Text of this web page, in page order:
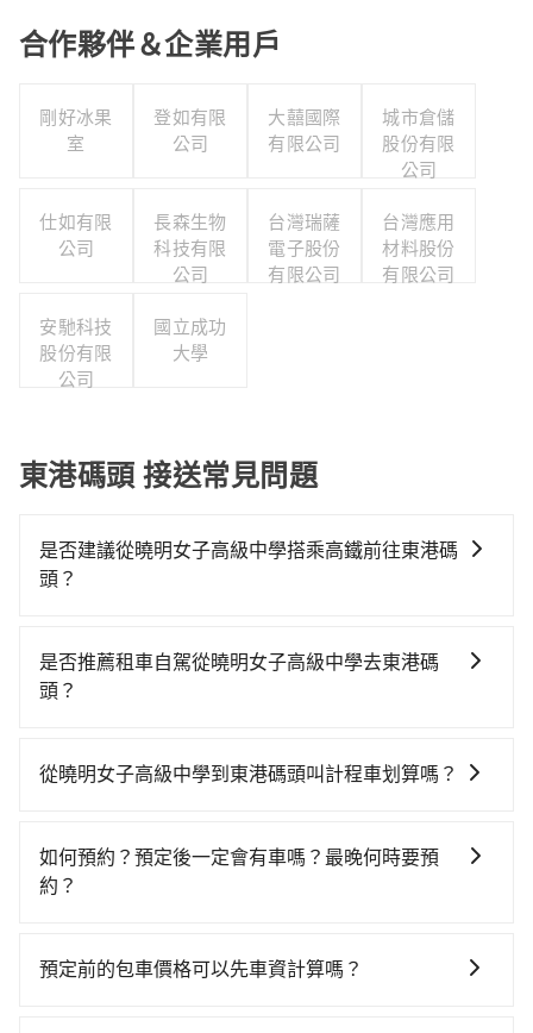
合作夥伴＆企業用戶
剛好冰果
室
登如有限
公司
大囍國際
有限公司
城市倉儲
股份有限
公司
仕如有限
公司
長森生物
科技有限
公司
台灣瑞薩
電子股份
有限公司
台灣應用
材料股份
有限公司
安馳科技
股份有限
公司
國立成功
大學
東港碼頭 接送常見問題
是否建議從曉明女子高級中學搭乘高鐵前往東港碼
頭？
貴、費時！從最早06:25一直到23:07，台中-左營一天最
多有89班次高鐵可搭乘。假設從曉明女子高級中學 (台中
場購票並於月台排隊的時間約20分鐘，再乘坐45~68分
車，搭上小黃後約花59分鐘、車費1,400元後，抵達東港
碼頭 (屏東縣東港鎮) 的目的地。全程加上轉車時間共2小
乘客是外地人便漫天喊價或恣意繞路。但如果全程使用
是否推薦租車自駕從曉明女子高級中學去東港碼
頭？
時不需要閉目養神（因為要自己開車），最重要的是你
$115~205承租小轎車，每公里再額外加收$3.2，從曉明
女子高級中學到東港碼頭的花費預估為
時40元路邊停車費用預估進去，但額外的汽車保險與可
從曉明女子高級中學到東港碼頭叫計程車划算嗎？
灣大車隊、Uber、Line Taxi、Yoxi等，如果在路邊攔不
到車，也可考慮打電話至曉明女子高級中學附近的計程
5,750~6,900元間，但如改預約tripool可省高達
如何預約？預定後一定會有車嗎？最晚何時要預
約？
服務，可直接線上輸入上下車地點或地址，三秒內即可
預定前的包車價格可以先車資計算嗎？